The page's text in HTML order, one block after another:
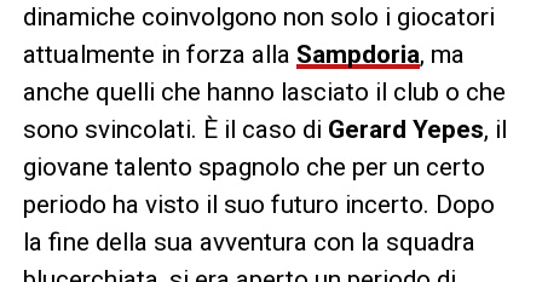
dinamiche coinvolgono non solo i giocatori
attualmente in forza alla Sampdoria, ma
anche quelli che hanno lasciato il club o che
sono svincolati. È il caso di Gerard Yepes, il
giovane talento spagnolo che per un certo
periodo ha visto il suo futuro incerto. Dopo
la fine della sua avventura con la squadra